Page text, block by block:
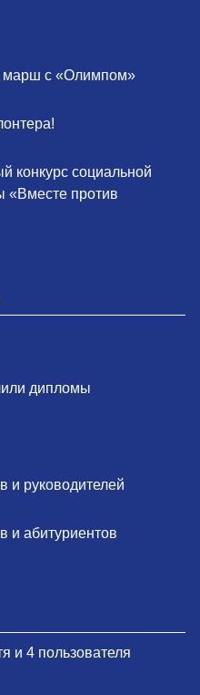
марш с «Олимпом»
конкурс социальной
«Вместе против
дипломы
и руководителей
и абитуриентов
и 4 пользователя